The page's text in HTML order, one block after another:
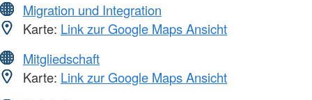
Migration und Integration
Karte: Link zur Google Maps Ansicht
Mitgliedschaft
Karte: Link zur Google Maps Ansicht